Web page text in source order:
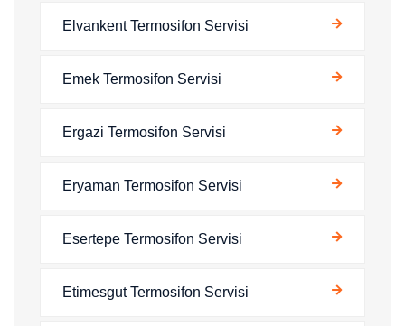
Elvankent Termosifon Servisi
Emek Termosifon Servisi
Ergazi Termosifon Servisi
Eryaman Termosifon Servisi
Esertepe Termosifon Servisi
Etimesgut Termosifon Servisi